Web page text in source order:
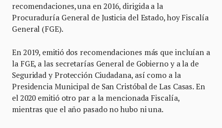
recomendaciones, una en 2016, dirigida a la
Procuraduría General de Justicia del Estado, hoy Fiscalía
General (FGE).
En 2019, emitió dos recomendaciones más que incluían a
la FGE, a las secretarías General de Gobierno y a la de
Seguridad y Protección Ciudadana, así como a la
Presidencia Municipal de San Cristóbal de Las Casas. En
el 2020 emitió otro par a la mencionada Fiscalía,
mientras que el año pasado no hubo ni una.